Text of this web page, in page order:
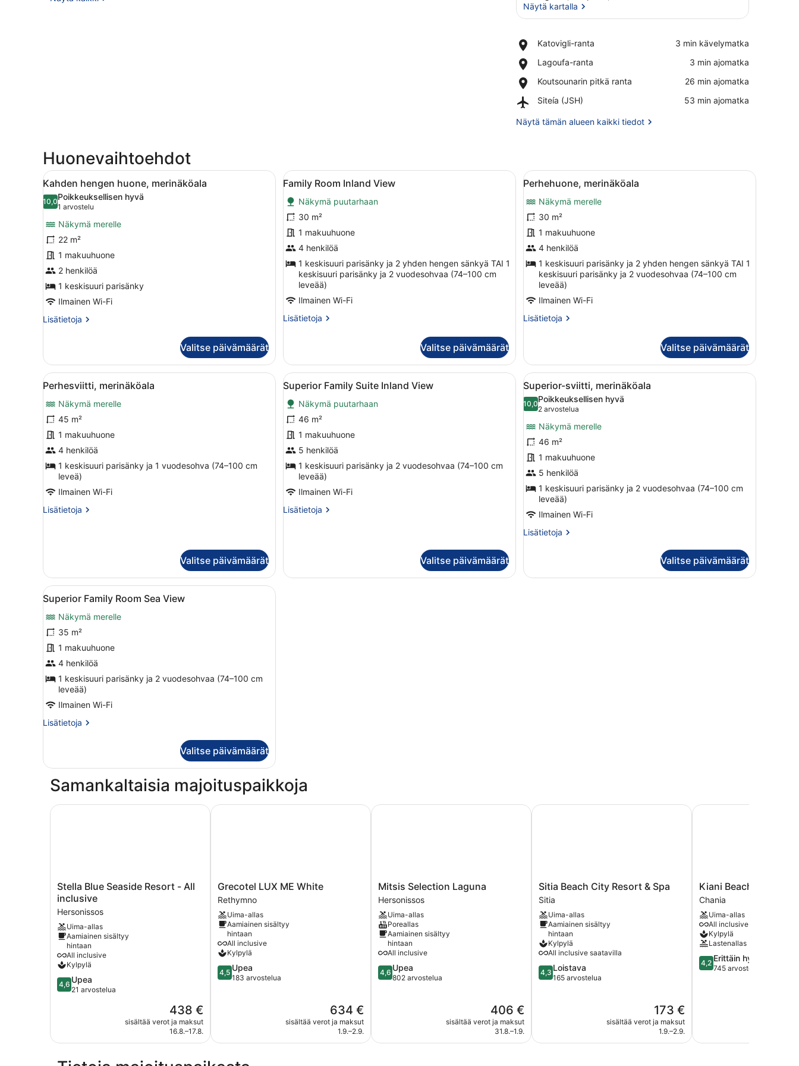
Näytä kartalla
Katovigli-ranta
Place,
ranta
‪3 min kävelymatka‬
Lagoufa-ranta
Place,
ranta
‪3 min ajomatka‬
Koutsounarin pitkä ranta
Place,
pitkä
‪26 min ajomatka‬
Siteía (JSH)
Airport,
(JSH)
‪53 min ajomatka‬
Näytä tämän alueen kaikki tiedot
Huonevaihtoehdot
Avaa
kaikki
huonetyypin
Kahden
hengen
huone,
merinäköala
kuvat
Hotellihuone, jossa on sänky, työpöytä, tuoli, televisio ja näkymä rannalle.
6
Kahden hengen huone, merinäköala
10,010,0 kautta 10
Poikkeuksellisen hyvä
1 arvostelu
(1
arvostelu)
Näkymä merelle
22 m²
1 makuuhuone
2 henkilöä
1 keskisuuri parisänky
Ilmainen Wi-Fi
Lisätietoja
Lisätietoja
huone,
merinäköala
Valitse päivämäärät
Avaa
kaikki
huonetyypin
Family
Room
Inland
View
kuvat
Hotellihuone, jossa on sänky, yöpöytä, ikkuna verhoilla sekä näkymä ulkoalueelle, jossa on pöytä ja
6
Family Room Inland View
Näkymä puutarhaan
30 m²
1 makuuhuone
4 henkilöä
1 keskisuuri parisänky ja 2 yhden hengen sänkyä TAI 1
keskisuuri parisänky ja 2 vuodesohvaa (74–100 cm
leveää)
Ilmainen Wi-Fi
Lisätietoja
Lisätietoja
Inland
View
Valitse päivämäärät
Avaa
kaikki
huonetyypin
Perhehuone,
merinäköala
kuvat
Hotellihuone, jossa on suuri sänky,
6
Perhehuone, merinäköala
Näkymä merelle
30 m²
1 makuuhuone
4 henkilöä
1 keskisuuri parisänky ja 2 yhden hengen sänkyä TAI 1
keskisuuri parisänky ja 2 vuodesohvaa (74–100 cm
leveää)
Ilmainen Wi-Fi
Lisätietoja
Lisätietoja
Valitse päivämäärät
Avaa
kaikki
huonetyypin
Perhesviitti,
merinäköala
kuvat
Hotellihuone, jossa on suuri sänky, yöpöytä lampun kanssa ja ikkunasta avautuva näkymä merelle.
13
Perhesviitti, merinäköala
Näkymä merelle
45 m²
1 makuuhuone
4 henkilöä
1 keskisuuri parisänky ja 1 vuodesohva (74–100 cm
leveä)
Ilmainen Wi-Fi
Lisätietoja
Lisätietoja
Valitse päivämäärät
Avaa
kaikki
huonetyypin
Superior
Family
Suite
Inland
View
kuvat
Hotellihuone, jossa on suuri sänky, työpöytä ja taso-tv, ikkuna, jossa on verhot, sekä maljakko, jossa on
5
Superior Family Suite Inland View
Näkymä puutarhaan
46 m²
1 makuuhuone
5 henkilöä
1 keskisuuri parisänky ja 2 vuodesohvaa (74–100 cm
leveää)
Ilmainen Wi-Fi
Lisätietoja
Lisätietoja
View
Valitse päivämäärät
Avaa
kaikki
huonetyypin
Superior-
sviitti,
merinäköala
kuvat
Hotellihuone, jossa on sänky, työpöytä
5
Superior-sviitti, merinäköala
10,010,0 kautta 10
Poikkeuksellisen hyvä
2 arvostelua
(2
arvostelua)
Näkymä merelle
46 m²
1 makuuhuone
5 henkilöä
1 keskisuuri parisänky ja 2 vuodesohvaa (74–100 cm
leveää)
Ilmainen Wi-Fi
Lisätietoja
Lisätietoja
merinäköala
Valitse päivämäärät
Avaa
kaikki
huonetyypin
Superior
Family
Room
Sea
View
kuvat
Parveke, jolta avautuu näkymä merelle, pöytä, jonka päällä on hedelmävati, ja kaksi tuolia.
5
Superior Family Room Sea View
Näkymä merelle
35 m²
1 makuuhuone
4 henkilöä
1 keskisuuri parisänky ja 2 vuodesohvaa (74–100 cm
leveää)
Ilmainen Wi-Fi
Lisätietoja
Lisätietoja
Room
View
Valitse päivämäärät
Samankaltaisia majoituspaikkoja
Stella
Blue
Seaside
Resort
-
All
inclusive
Hersonissos
Stella Blue Seaside Resort - All
inclusive
Hersonissos
Uima-allas
Aamiainen sisältyy
hintaan
All inclusive
Kylpylä
4.6
kautta
4,6 Upea
21 arvostelua
Hinta
on
438 €
438 €
sisältää verot ja maksut
16.8.–17.8.
Stella Blue Seaside Resort - All inclusive
Grecotel
LUX
ME
White
Rethymno
Grecotel LUX ME White
Rethymno
Uima-allas
Aamiainen sisältyy
hintaan
All inclusive
Kylpylä
4.5
kautta
4,5 Upea
183 arvostelua
Hinta
on
634 €
634 €
sisältää verot ja maksut
1.9.–2.9.
Grecotel LUX ME White
Mitsis
Selection
Laguna
Hersonissos
Mitsis Selection Laguna
Hersonissos
Uima-allas
Poreallas
Aamiainen sisältyy
hintaan
All inclusive
4.6
kautta
4,6 Upea
802 arvostelua
Hinta
on
406 €
406 €
sisältää verot ja maksut
31.8.–1.9.
Mitsis Selection Laguna
Sitia
Beach
City
Resort
&
Spa
Sitia
Sitia Beach City Resort & Spa
Sitia
Uima-allas
Aamiainen sisältyy
hintaan
Kylpylä
All inclusive saatavilla
4.3
kautta
4,3 Loistava
165 arvostelua
Hinta
on
173 €
173 €
sisältää verot ja maksut
1.9.–2.9.
Sitia Beach City Resort & Spa
Kiani
Beach
Resort
Family
Chania
Kiani Beach Resort
Chania
Uima-allas
All inclusive
Kylpylä
Lastenallas
4.2
kautta
4,2 Erittäin hyvä
745 arvostelua
Kiani Beach Resort